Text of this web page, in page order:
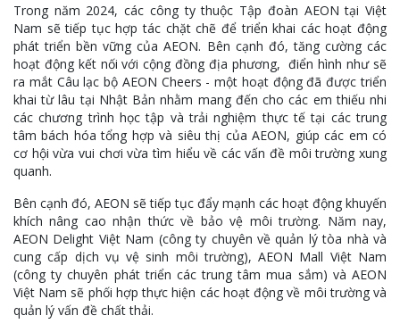
Trong năm 2024, các công ty thuộc Tập đoàn AEON tại Việt
Nam sẽ tiếp tục hợp tác chặt chẽ để triển khai các hoạt động
phát triển bền vững của AEON. Bên cạnh đó, tăng cường các
hoạt động kết nối với cộng đồng địa phương, điển hình như sẽ
ra mắt Câu lạc bộ AEON Cheers - một hoạt động đã được triển
khai từ lâu tại Nhật Bản nhằm mang đến cho các em thiếu nhi
các chương trình học tập và trải nghiệm thực tế tại các trung
tâm bách hóa tổng hợp và siêu thị của AEON, giúp các em có
cơ hội vừa vui chơi vừa tìm hiểu về các vấn đề môi trường xung
quanh.
Bên cạnh đó, AEON sẽ tiếp tục đẩy mạnh các hoạt động khuyến
khích nâng cao nhận thức về bảo vệ môi trường. Năm nay,
AEON Delight Việt Nam (công ty chuyên về quản lý tòa nhà và
cung cấp dịch vụ vệ sinh môi trường), AEON Mall Việt Nam
(công ty chuyên phát triển các trung tâm mua sắm) và AEON
Việt Nam sẽ phối hợp thực hiện các hoạt động về môi trường và
quản lý vấn đề chất thải.